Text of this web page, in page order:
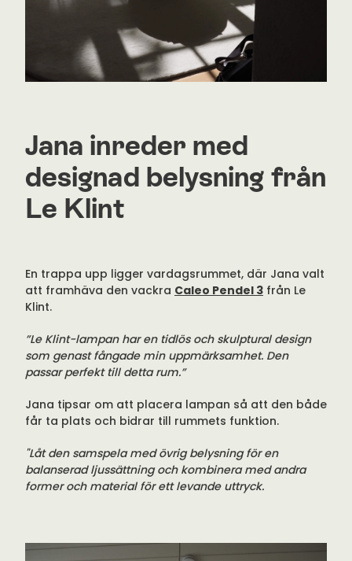
Jana inreder med
designad belysning från
Le Klint
En trappa upp ligger vardagsrummet, där Jana valt
att framhäva den vackra Caleo Pendel 3 från Le
Klint.
”Le Klint-lampan har en tidlös och skulptural design
som genast fångade min uppmärksamhet. Den
passar perfekt till detta rum.”
Jana tipsar om att placera lampan så att den både
får ta plats och bidrar till rummets funktion.
"Låt den samspela med övrig belysning för en
balanserad ljussättning och kombinera med andra
former och material för ett levande uttryck.